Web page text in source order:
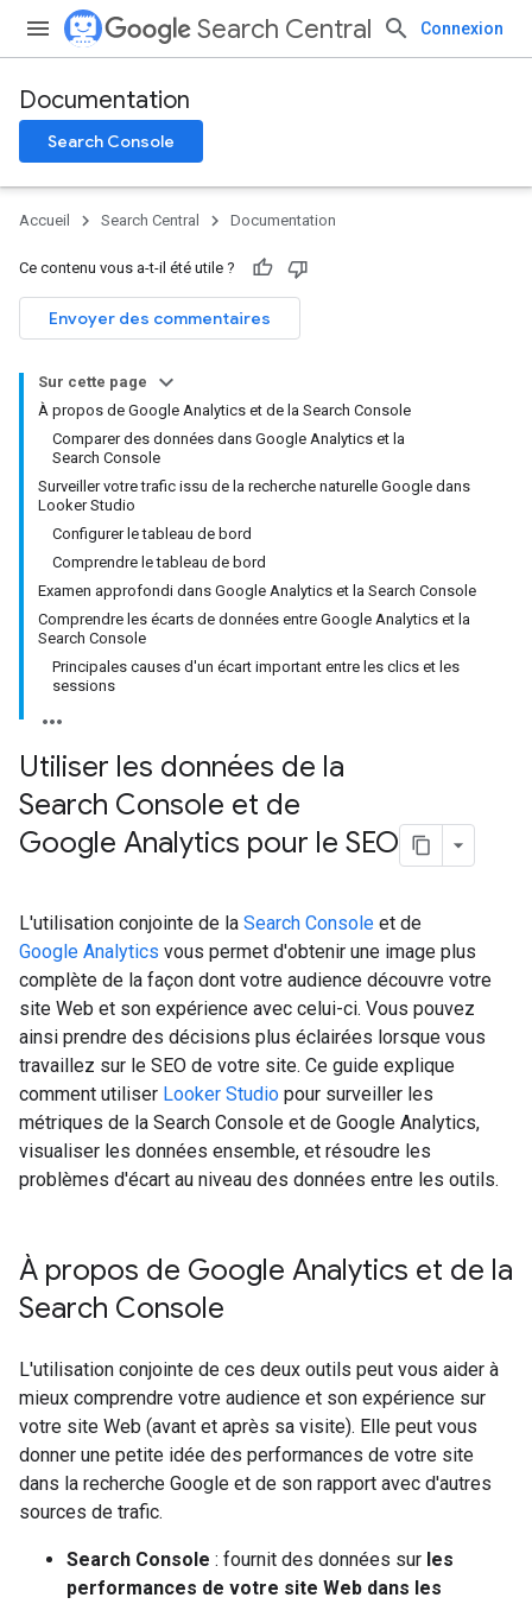
Search Central Connexion
Documentation
Search Console
Accueil Search Central Documentation
Ce contenu vous a-t-il été utile ?
Envoyer des commentaires
Sur cette page
À propos de Google Analytics et de la Search Console
Comparer des données dans Google Analytics et la
Search Console
Surveiller votre trafic issu de la recherche naturelle Google dans
Looker Studio
Configurer le tableau de bord
Comprendre le tableau de bord
Examen approfondi dans Google Analytics et la Search Console
Comprendre les écarts de données entre Google Analytics et la
Search Console
Principales causes d'un écart important entre les clics et les
sessions
Utiliser les données de la
Search Console et de
Google Analytics pour le SEO
L'utilisation conjointe de la Search Console et de
Google Analytics vous permet d'obtenir une image plus
complète de la façon dont votre audience découvre votre
site Web et son expérience avec celui-ci. Vous pouvez
ainsi prendre des décisions plus éclairées lorsque vous
travaillez sur le SEO de votre site. Ce guide explique
comment utiliser Looker Studio pour surveiller les
métriques de la Search Console et de Google Analytics,
visualiser les données ensemble, et résoudre les
problèmes d'écart au niveau des données entre les outils.
À propos de Google Analytics et de la
Search Console
L'utilisation conjointe de ces deux outils peut vous aider à
mieux comprendre votre audience et son expérience sur
votre site Web (avant et après sa visite). Elle peut vous
donner une petite idée des performances de votre site
dans la recherche Google et de son rapport avec d'autres
sources de trafic.
Search Console : fournit des données sur les
performances de votre site Web dans les